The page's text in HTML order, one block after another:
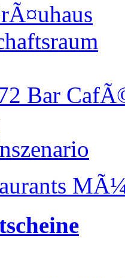
Bar